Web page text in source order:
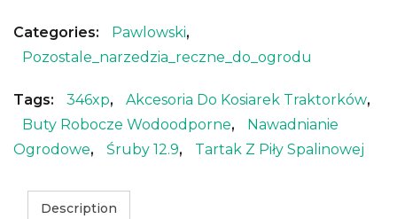
Categories: Pawlowski,
Pozostale_narzedzia_reczne_do_ogrodu
Tags: 346xp, Akcesoria Do Kosiarek Traktorków,
Buty Robocze Wodoodporne,
Nawadnianie
Ogrodowe, Śruby 12.9, Tartak Z Piły Spalinowej
Description